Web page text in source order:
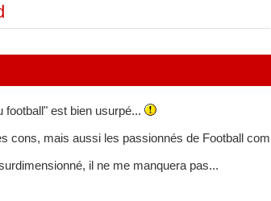
football" est bien usurpé...
cons, mais aussi les passionnés de Football
il ne me manquera pas...